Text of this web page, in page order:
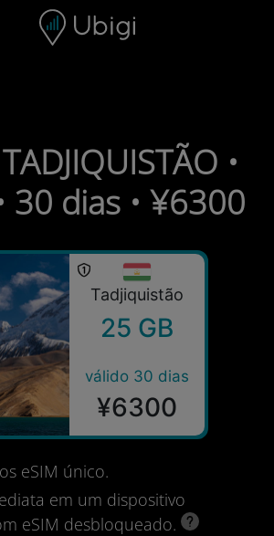
de navegação
•
30 dias • ¥6300
Tadjiquistão
25 GB
válido 30 dias
¥6300
eSIM único.
em um dispositivo
eSIM desbloqueado.